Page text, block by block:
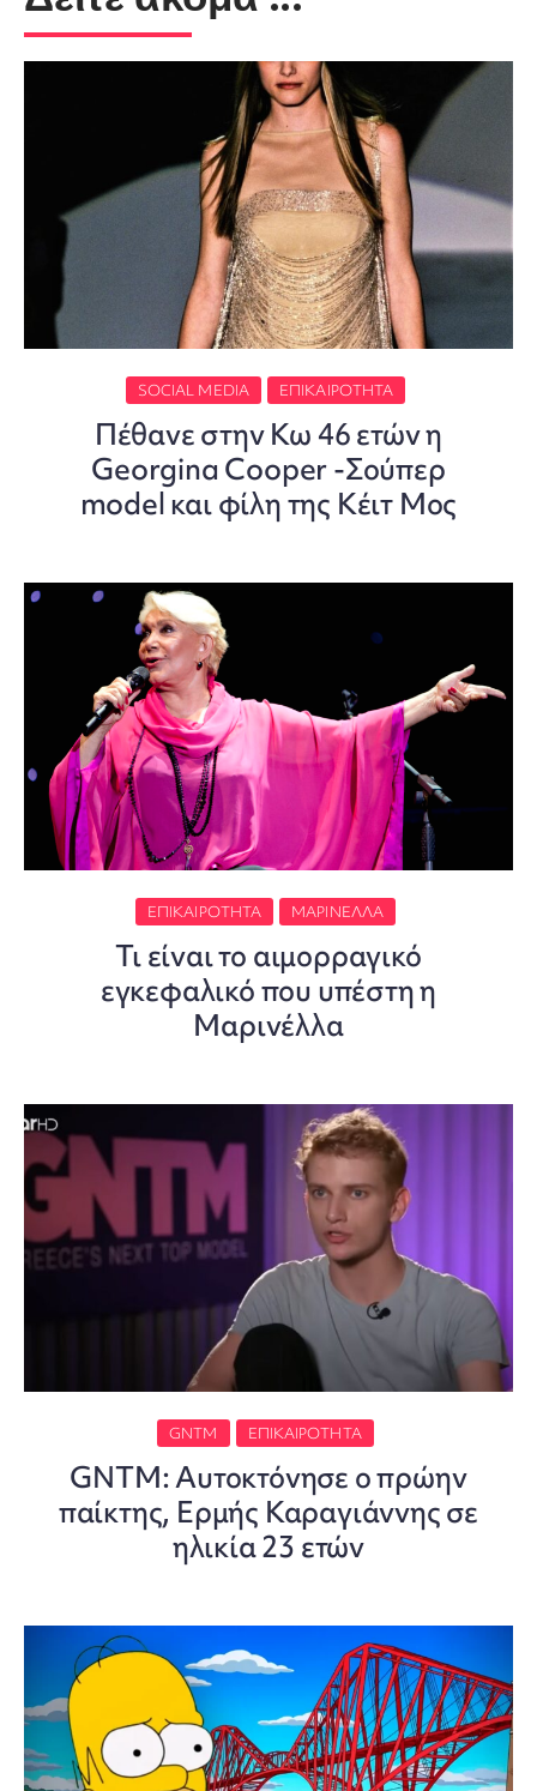
SOCIAL MEDIA ΕΠΙΚΑΙΡΌΤΗΤΑ
Πέθανε στην Κω 46 ετών η
Georgina Cooper -Σούπερ
model και φίλη της Κέιτ Μος
ΕΠΙΚΑΙΡΌΤΗΤΑ ΜΑΡΙΝΈΛΛΑ
Τι είναι το αιμορραγικό
εγκεφαλικό που υπέστη η
Μαρινέλλα
GNTM ΕΠΙΚΑΙΡΌΤΗΤΑ
GNTM: Αυτοκτόνησε ο πρώην
παίκτης, Ερμής Καραγιάννης σε
ηλικία 23 ετών